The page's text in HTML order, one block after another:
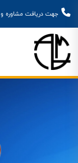
جهت دریافت مشاوره